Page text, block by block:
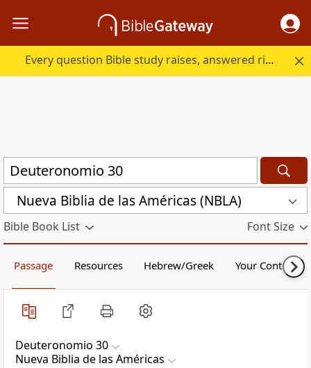
Every question Bible study raises, answered right here.
Nueva Biblia de las Américas (NBLA)
Bible Book List Font Size
Passage Resources Hebrew/Greek Your Content
Deuteronomio 30
Nueva Biblia de las Américas